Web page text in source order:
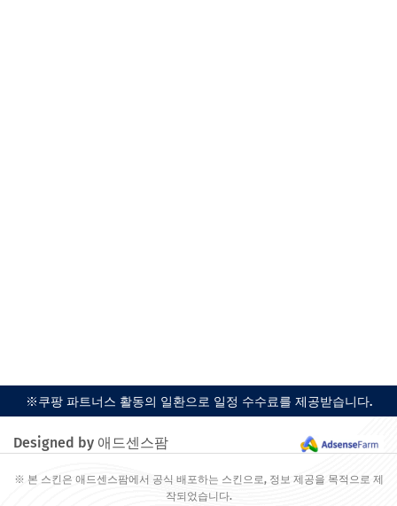
※쿠팡 파트너스 활동의 일환으로 일정 수수료를 제공받습니다.
Designed by 애드센스팜
※ 본 스킨은 애드센스팜에서 공식 배포하는 스킨으로, 정보 제공을 목적으로 제
작되었습니다.